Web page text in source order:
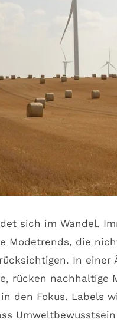
sich im Wandel.
Modetrends, die
In
rücken nachhaltige
den Fokus. Labels